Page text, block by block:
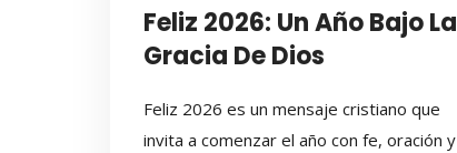
Feliz 2026: Un Año Bajo La
Gracia De Dios
Feliz 2026 es un mensaje cristiano que
invita a comenzar el año con fe, oración y